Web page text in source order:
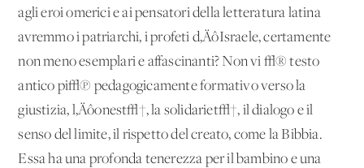
agli eroi omerici e ai pensatori della letteratura latina
avremmo i patriarchi, i profeti d‚ÄôIsraele, certamente
non meno esemplari e affascinanti? Non vi √® testo
antico pi√π pedagogicamente formativo verso la
giustizia, l‚Äôonest√†, la solidariet√†, il dialogo e il
senso del limite, il rispetto del creato, come la Bibbia.
Essa ha una profonda tenerezza per il bambino e una